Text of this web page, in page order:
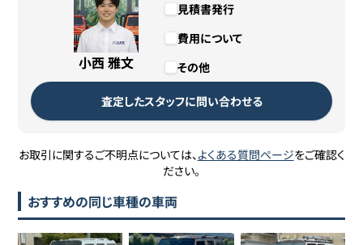
小西 雅文
見積書発行
費用について
その他
査定したスタッフに問い合わせる
お取引に関するご不明点については、よくある質問ページをご確認く
ださい。
おすすめの同じ車種の車両